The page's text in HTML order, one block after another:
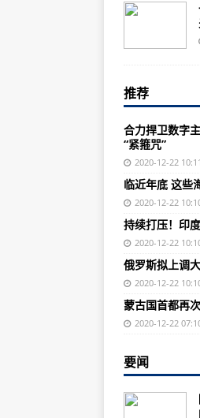
推荐
合力捍卫数字
“紧箍咒”
2020-12-22
临近年底 这些
2020-12-22
持续打压！印
2020-12-22
俄罗斯拟上调
2020-12-22
蒙古国首都再
2020-12-22
要闻